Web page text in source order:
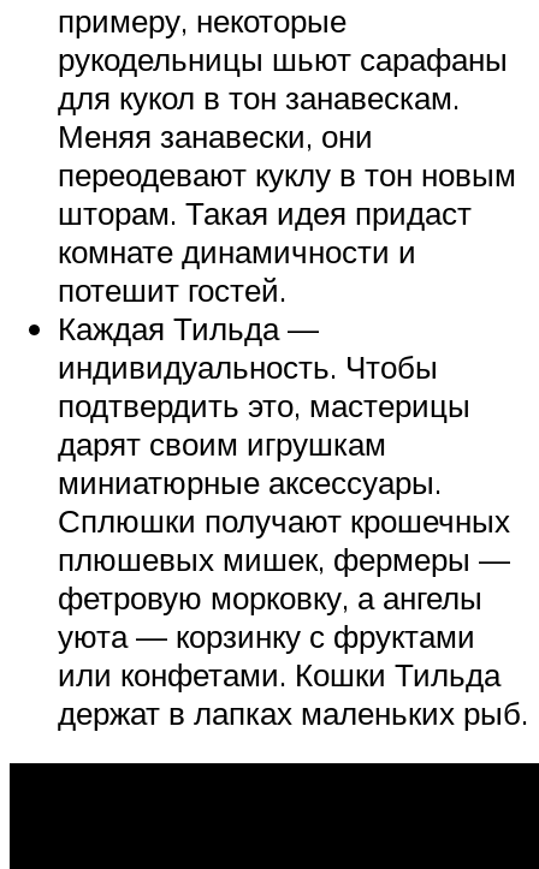
примеру, некоторые
рукодельницы шьют сарафаны
для кукол в тон занавескам.
Меняя занавески, они
переодевают куклу в тон новым
шторам. Такая идея придаст
комнате динамичности и
потешит гостей.
Каждая Тильда —
индивидуальность. Чтобы
подтвердить это, мастерицы
дарят своим игрушкам
миниатюрные аксессуары.
Сплюшки получают крошечных
плюшевых мишек, фермеры —
фетровую морковку, а ангелы
уюта — корзинку с фруктами
или конфетами. Кошки Тильда
держат в лапках маленьких рыб.